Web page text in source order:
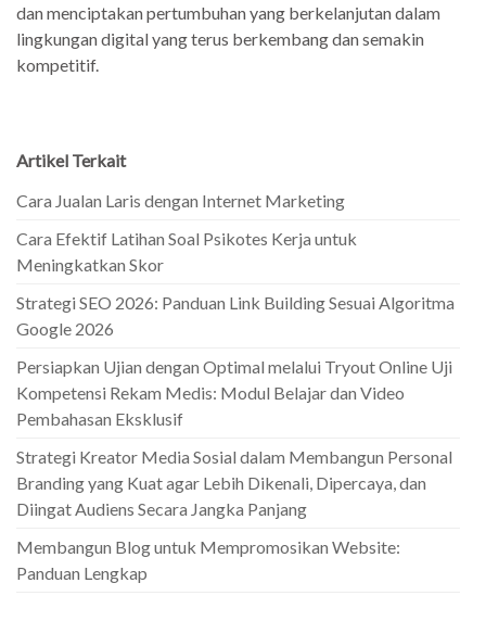
dan menciptakan pertumbuhan yang berkelanjutan dalam
lingkungan digital yang terus berkembang dan semakin
kompetitif.
Artikel Terkait
Cara Jualan Laris dengan Internet Marketing
Cara Efektif Latihan Soal Psikotes Kerja untuk
Meningkatkan Skor
Strategi SEO 2026: Panduan Link Building Sesuai Algoritma
Google 2026
Persiapkan Ujian dengan Optimal melalui Tryout Online Uji
Kompetensi Rekam Medis: Modul Belajar dan Video
Pembahasan Eksklusif
Strategi Kreator Media Sosial dalam Membangun Personal
Branding yang Kuat agar Lebih Dikenali, Dipercaya, dan
Diingat Audiens Secara Jangka Panjang
Membangun Blog untuk Mempromosikan Website:
Panduan Lengkap